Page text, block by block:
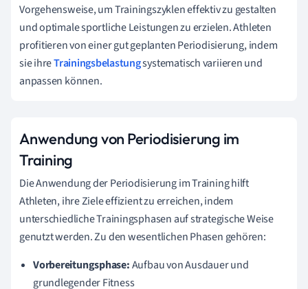
Vorgehensweise, um Trainingszyklen effektiv zu gestalten
und optimale sportliche Leistungen zu erzielen. Athleten
profitieren von einer gut geplanten Periodisierung, indem
sie ihreTrainingsbelastungsystematisch variieren und
anpassen können.
Anwendung von Periodisierung im
Training
Die Anwendung der Periodisierung im Training hilft
Athleten, ihre Ziele effizient zu erreichen, indem
unterschiedliche Trainingsphasen auf strategische Weise
genutzt werden. Zu den wesentlichen Phasen gehören:
Vorbereitungsphase:Aufbau von Ausdauer und
grundlegender Fitness